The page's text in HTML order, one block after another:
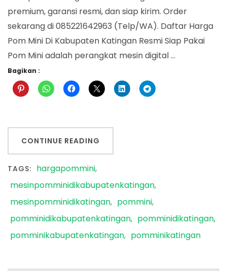
premium, garansi resmi, dan siap kirim. Order
sekarang di 085221642963 (Telp/WA). Daftar Harga
Pom Mini Di Kabupaten Katingan Resmi Siap Pakai
Pom Mini adalah perangkat mesin digital …
Bagikan :
CONTINUE READING
TAGS: hargapommini
mesinpomminidikabupatenkatingan
mesinpomminidikatingan
pommini
pomminidikabupatenkatingan
pomminidikatingan
pomminikabupatenkatingan
pomminikatingan